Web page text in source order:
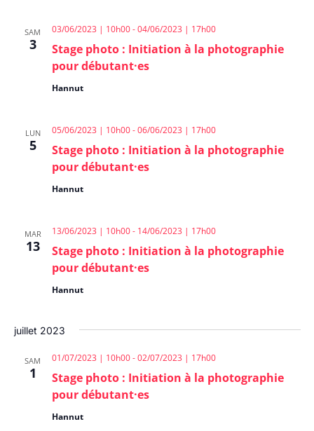
SAM
3
Stage photo : Initiation à la photographie
pour débutant·es
03/06/2023 | 10h00-04/06/2023 | 17h00
Hannut
LUN
5
Stage photo : Initiation à la photographie
pour débutant·es
05/06/2023 | 10h00-06/06/2023 | 17h00
Hannut
MAR
13
Stage photo : Initiation à la photographie
pour débutant·es
13/06/2023 | 10h00- 14/06/2023 | 17h00
Hannut
juillet 2023
SAM
1
Stage photo : Initiation à la photographie
pour débutant·es
01/07/2023 | 10h00-02/07/2023 | 17h00
Hannut